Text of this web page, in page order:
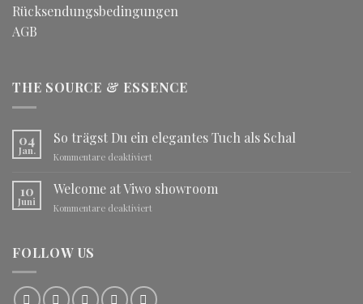
Rücksendungsbedingungen
AGB
THE SOURCE & ESSENCE
04
Jan.
So trägst Du ein elegantes Tuch als Schal
Kommentare deaktiviert
trägst
Du
10
Juni
Welcome at Viwo showroom
Kommentare deaktiviert
FOLLOW US